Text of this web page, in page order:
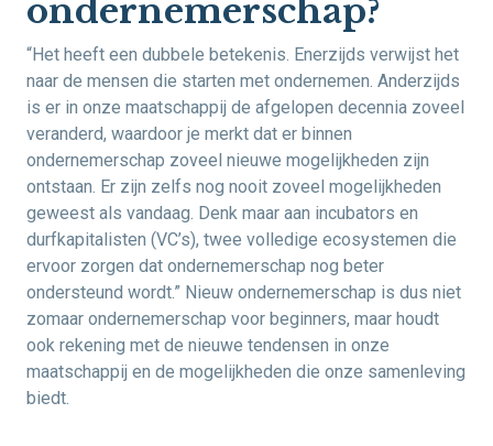
ondernemerschap?
“Het heeft een dubbele betekenis. Enerzijds verwijst het
naar de mensen die starten met ondernemen. Anderzijds
is er in onze maatschappij de afgelopen decennia zoveel
veranderd, waardoor je merkt dat er binnen
ondernemerschap zoveel nieuwe mogelijkheden zijn
ontstaan. Er zijn zelfs nog nooit zoveel mogelijkheden
geweest als vandaag. Denk maar aan incubators en
durfkapitalisten (VC’s), twee volledige ecosystemen die
ervoor zorgen dat ondernemerschap nog beter
ondersteund wordt.” Nieuw ondernemerschap is dus niet
zomaar ondernemerschap voor beginners, maar houdt
ook rekening met de nieuwe tendensen in onze
maatschappij en de mogelijkheden die onze samenleving
biedt.